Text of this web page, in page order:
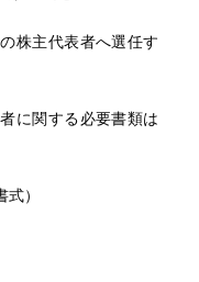
株主代表者へ選任す
に関する必要書類は
）